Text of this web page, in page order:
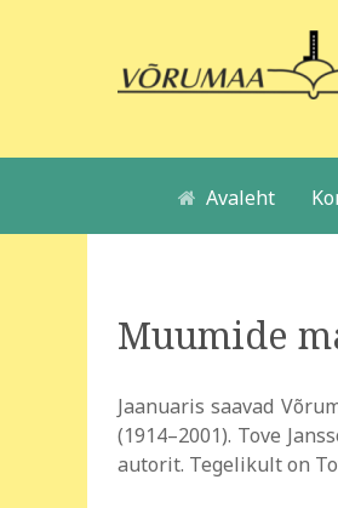
Avaleht
Muumide
Jaanuaris saavad
(1914–2001). Tove
autorit. Tegelikult on